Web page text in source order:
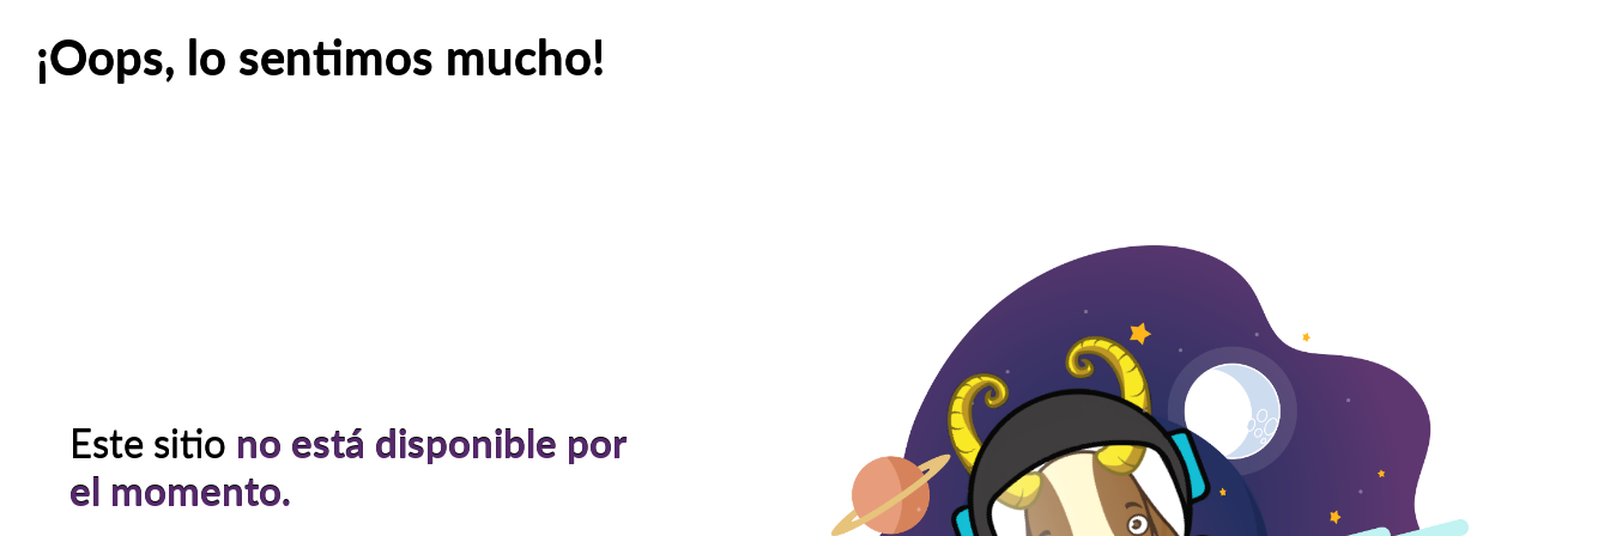
¡Oops, lo sentimos mucho!
Este sitio no está disponible por
el momento.